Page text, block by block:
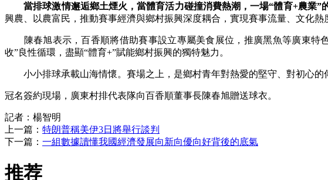
當排球激情邂逅鄉土煙火，當體育活力碰撞消費熱潮，一場“體育+農業”的
興農、以農富民，推動賽事經濟與鄉村振興深度耦合，實現賽事流量、文化熱
陳春旭表示，百香順將借助賽事設立專屬美食展位，推廣黑魚等廣東特
收”良性循環，盡顯“體育+”賦能鄉村振興的獨特魅力。
小小排球承載山海情懷。賽場之上，是鄉村青年對熱愛的堅守、對初心的
冠名簽約現場，廣東村排代表隊向百香順董事長陳春旭贈送球衣。
記者：楊智明
上一篇： 特朗普稱美伊3日將舉行談判
下一篇： 一組數據讀懂我國經濟發展向新向優向好背後的底氣
推荐